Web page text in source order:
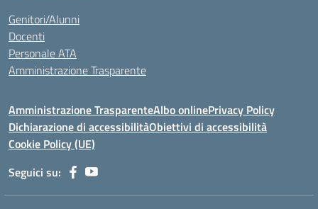
Genitori/Alunni
Docenti
Personale ATA
Amministrazione Trasparente
Amministrazione TrasparenteAlbo onlinePrivacy Policy
Dichiarazione di accessibilitàObiettivi di accessibilità
Cookie Policy (UE)
Seguici su: